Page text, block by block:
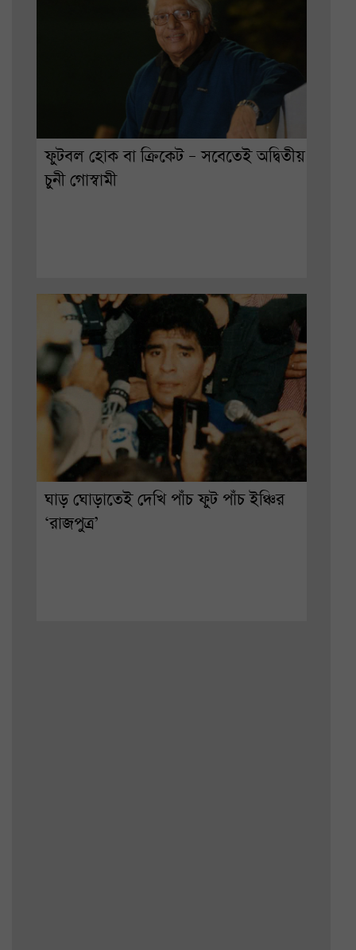
ফুটবল হোক বা ক্রিকেট – সবেতেই অদ্বিতীয়
চুনী গোস্বামী
ঘাড় ঘোড়াতেই দেখি পাঁচ ফুট পাঁচ ইঞ্চির
‘রাজপুত্র’